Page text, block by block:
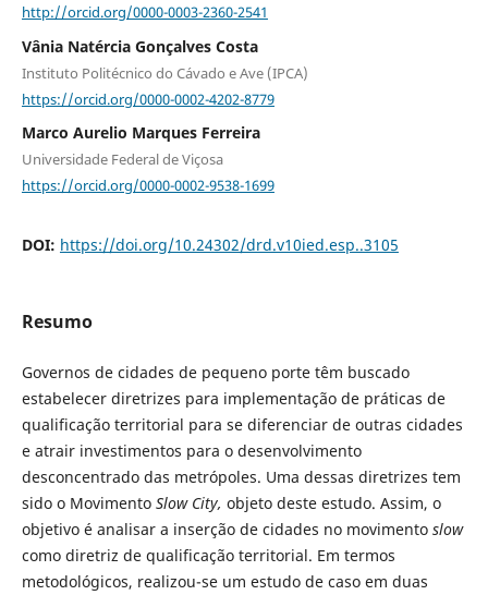
http://orcid.org/0000-0003-2360-2541
Vânia Natércia Gonçalves Costa
Instituto Politécnico do Cávado e Ave (IPCA)
https://orcid.org/0000-0002-4202-8779
Marco Aurelio Marques Ferreira
Universidade Federal de Viçosa
https://orcid.org/0000-0002-9538-1699
DOI: https://doi.org/10.24302/drd.v10ied.esp..3105
Resumo
Governos de cidades de pequeno porte têm buscado
estabelecer diretrizes para implementação de práticas de
qualificação territorial para se diferenciar de outras cidades
e atrair investimentos para o desenvolvimento
desconcentrado das metrópoles. Uma dessas diretrizes tem
sido o Movimento Slow City, objeto deste estudo. Assim, o
objetivo é analisar a inserção de cidades no movimento slow
como diretriz de qualificação territorial. Em termos
metodológicos, realizou-se um estudo de caso em duas